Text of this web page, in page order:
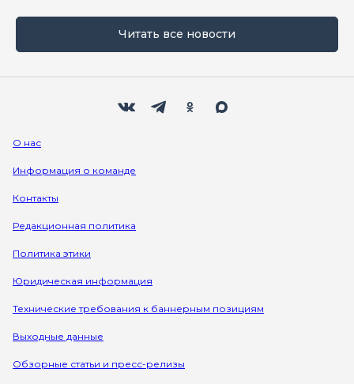
Читать все новости
О нас
Информация о команде
Контакты
Редакционная политика
Политика этики
Юридическая информация
Технические требования к баннерным позициям
Выходные данные
Обзорные статьи и пресс-релизы